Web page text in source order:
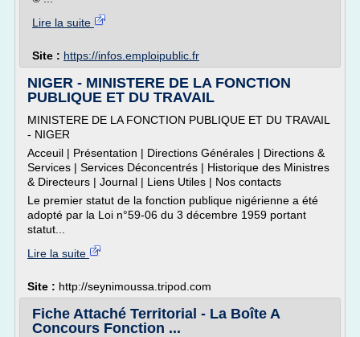
Lire la suite
Site : https://infos.emploipublic.fr
NIGER - MINISTERE DE LA FONCTION
PUBLIQUE ET DU TRAVAIL
MINISTERE DE LA FONCTION PUBLIQUE ET DU TRAVAIL
- NIGER
Acceuil | Présentation | Directions Générales | Directions &
Services | Services Déconcentrés | Historique des Ministres
& Directeurs | Journal | Liens Utiles | Nos contacts
Le premier statut de la fonction publique nigérienne a été
adopté par la Loi n°59-06 du 3 décembre 1959 portant
statut...
Lire la suite
Site : http://seynimoussa.tripod.com
Fiche Attaché Territorial - La Boîte A
Concours Fonction ...